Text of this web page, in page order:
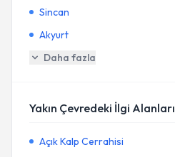
Sincan
Akyurt
Daha fazla
Yakın Çevredeki İlgi Alanları
Açık Kalp Cerrahisi